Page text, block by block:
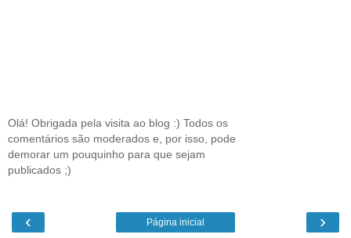
Olá! Obrigada pela visita ao blog :) Todos os
comentários são moderados e, por isso, pode
demorar um pouquinho para que sejam
publicados ;)
‹ ›
Página inicial